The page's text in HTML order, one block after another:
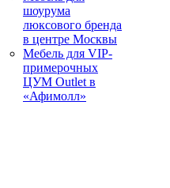
шоурума
люксового бренда
в центре Москвы
Мебель для VIP-
примерочных
ЦУМ Outlet в
«Афимолл»